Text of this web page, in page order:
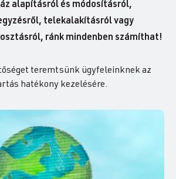
alapításról és módosításról,
telekalakításról vagy
ránk mindenben számíthat!
teremtsünk ügyfeleinknek az
hatékony kezelésére.